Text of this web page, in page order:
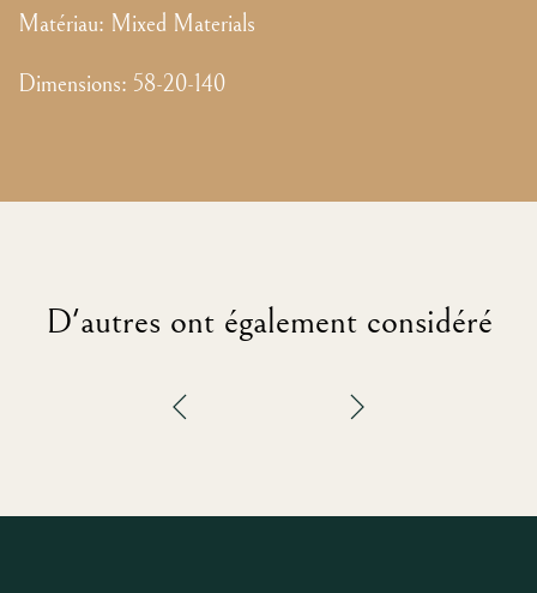
Matériau: Mixed Materials
Dimensions: 58-20-140
D'autres ont également considéré